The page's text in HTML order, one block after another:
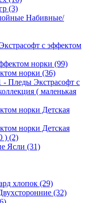
(3)
Набивные/
с эффектом
норки (99)
норки (36)
- Пледы Экстрасофт с
( маленькая
норки Детская
норки Детская
) (2)
Ясли (31)
хлопок (29)
(32)